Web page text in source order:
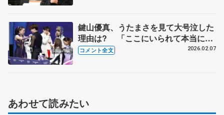
鍵山優真、うたまさを見て大号泣した
理由は? 「ここにいられて本当によ
かった」 【ミラノ五輪団体】
コメント全文 2026.02.07
あわせて読みたい